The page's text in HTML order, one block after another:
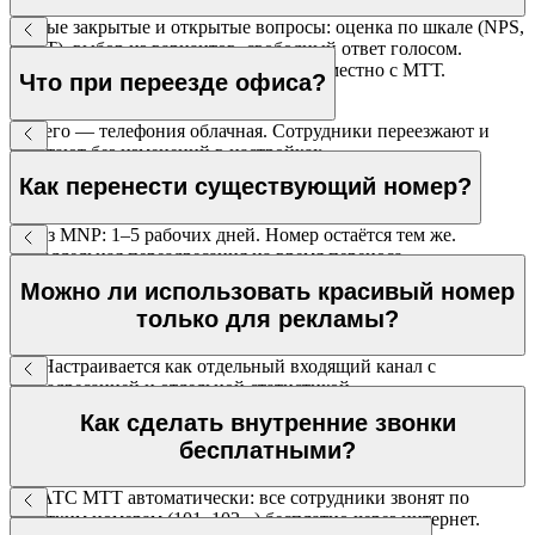
Любые закрытые и открытые вопросы: оценка по шкале (NPS,
CSAT), выбор из вариантов, свободный ответ голосом.
Структура опроса разрабатывается совместно с МТТ.
Что при переезде офиса?
Ничего — телефония облачная. Сотрудники переезжают и
работают без изменений в настройках.
Как перенести существующий номер?
Через MNP: 1–5 рабочих дней. Номер остаётся тем же.
Параллельная переадресация на время переноса.
Можно ли использовать красивый номер
только для рекламы?
Да. Настраивается как отдельный входящий канал с
переадресацией и отдельной статистикой.
Как сделать внутренние звонки
бесплатными?
В ВАТС МТТ автоматически: все сотрудники звонят по
коротким номерам (101, 102...) бесплатно через интернет.